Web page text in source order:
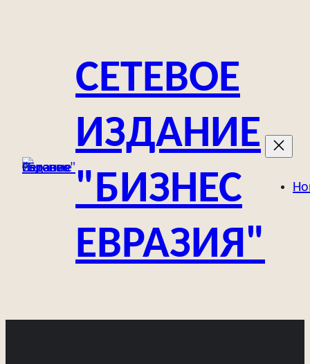
содержимомуСЕТЕВОЕ
ИЗДАНИЕ
"БИЗНЕС
ЕВРАЗИЯ"